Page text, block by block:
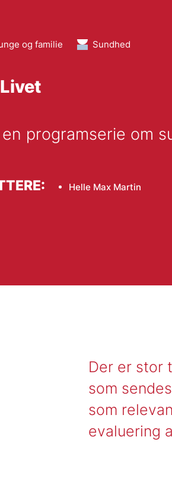
og familie Sundhed
programserie om
Helle Max Martin
Der er stor
som
som
evaluering